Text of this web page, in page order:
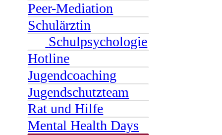
Peer-Mediation
Schulärztin
Schulpsychologie
Hotline
Jugendcoaching
Jugendschutzteam
Rat und Hilfe
Mental Health Days